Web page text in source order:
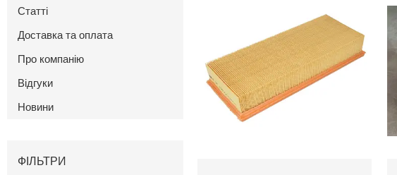
Статті
Доставка та оплата
Про компанію
Відгуки
Новини
ФІЛЬТРИ